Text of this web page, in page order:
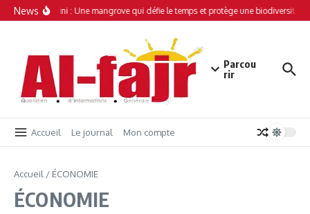
Aller au contenu
News
Simamboini : Une mangrove qui défie le temps et protège une biodiversité
Parcou
rir
Accueil Le journal Mon compte
Accueil / ÉCONOMIE
ÉCONOMIE